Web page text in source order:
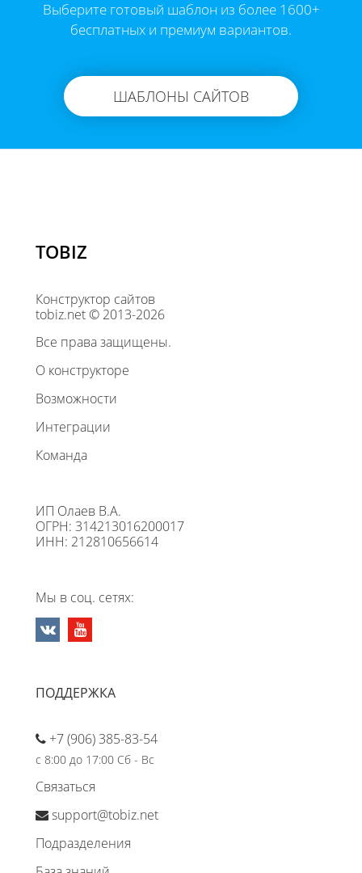
Выберите готовый шаблон из более 1600+
бесплатных и премиум вариантов.
ШАБЛОНЫ САЙТОВ
TOBIZ
Конструктор сайтов
tobiz.net © 2013-2026
Все права защищены.
О конструкторе
Возможности
Интеграции
Команда
ИП Олаев В.А.
ОГРН: 314213016200017
ИНН: 212810656614
Мы в соц. сетях:
ПОДДЕРЖКА
+7 (906) 385-83-54
с 8:00 до 17:00 Сб - Вс
Связаться
support@tobiz.net
Подразделения